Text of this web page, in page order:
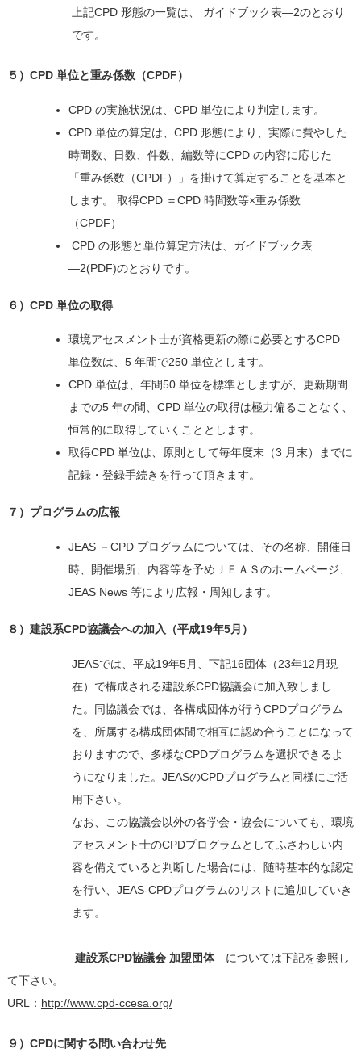
上記CPD 形態の一覧は、 ガイドブック表―2のとおり
です。
５）CPD 単位と重み係数（CPDF）
CPD の実施状況は、CPD 単位により判定します。
CPD 単位の算定は、CPD 形態により、実際に費やした
時間数、日数、件数、編数等にCPD の内容に応じた
「重み係数（CPDF）」を掛けて算定することを基本と
します。 取得CPD ＝CPD 時間数等×重み係数
（CPDF）
CPD の形態と単位算定方法は、ガイドブック表
―2(PDF)のとおりです。
６）CPD 単位の取得
環境アセスメント士が資格更新の際に必要とするCPD
単位数は、5 年間で250 単位とします。
CPD 単位は、年間50 単位を標準としますが、更新期間
までの5 年の間、CPD 単位の取得は極力偏ることなく、
恒常的に取得していくこととします。
取得CPD 単位は、原則として毎年度末（3 月末）までに
記録・登録手続きを行って頂きます。
７）プログラムの広報
JEAS －CPD プログラムについては、その名称、開催日
時、開催場所、内容等を予めＪＥＡＳのホームページ、
JEAS News 等により広報・周知します。
８）建設系CPD協議会への加入（平成19年5月）
JEASでは、平成19年5月、下記16団体（23年12月現
在）で構成される建設系CPD協議会に加入致しまし
た。同協議会では、各構成団体が行うCPDプログラム
を、所属する構成団体間で相互に認め合うことになって
おりますので、多様なCPDプログラムを選択できるよ
うになりました。JEASのCPDプログラムと同様にご活
用下さい。
なお、この協議会以外の各学会・協会についても、環境
アセスメント士のCPDプログラムとしてふさわしい内
容を備えていると判断した場合には、随時基本的な認定
を行い、JEAS-CPDプログラムのリストに追加していき
ます。
建設系CPD協議会 加盟団体については下記を参照し
て下さい。
URL： http://www.cpd-ccesa.org/
９）CPDに関する問い合わせ先